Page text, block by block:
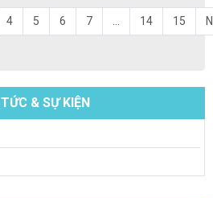
4 5 6 7 14 15
& SỰ KIỆN